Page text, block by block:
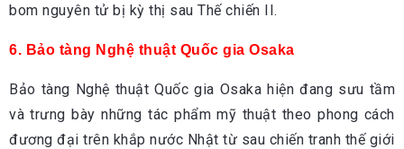
bom nguyên tử bị kỳ thị sau Thế chiến II.
6. Bảo tàng Nghệ thuật Quốc gia Osaka
Bảo tàng Nghệ thuật Quốc gia Osaka hiện đang sưu tầm
và trưng bày những tác phẩm mỹ thuật theo phong cách
đương đại trên khắp nước Nhật từ sau chiến tranh thế giới